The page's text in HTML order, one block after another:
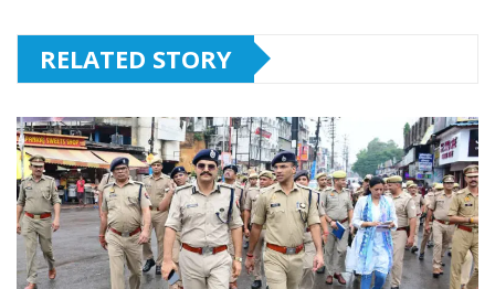
RELATED STORY